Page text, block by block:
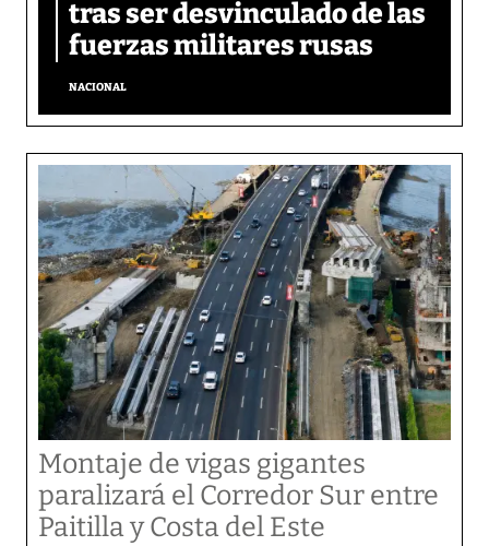
tras ser desvinculado de las
fuerzas militares rusas
NACIONAL
Montaje de vigas gigantes
paralizará el Corredor Sur entre
Paitilla y Costa del Este